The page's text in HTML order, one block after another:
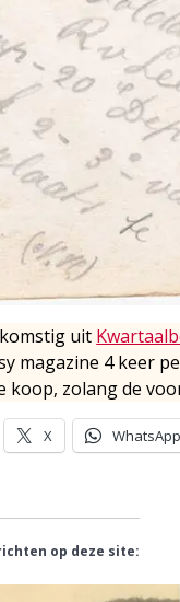
uit
magazine 4 keer
koop, zolang de
X WhatsApp
op deze site: